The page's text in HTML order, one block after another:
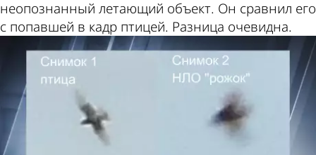
неопознанный летающий объект. Он сравнил его
с попавшей в кадр птицей. Разница очевидна.